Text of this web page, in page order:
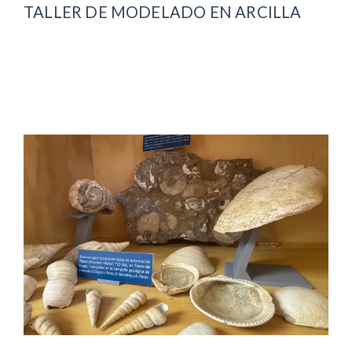
TALLER DE MODELADO EN ARCILLA